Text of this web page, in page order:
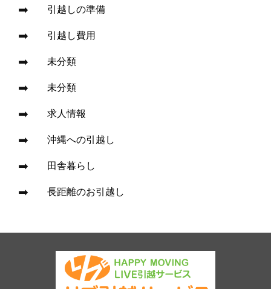
引越しの準備
引越し費用
未分類
未分類
求人情報
沖縄への引越し
田舎暮らし
長距離のお引越し